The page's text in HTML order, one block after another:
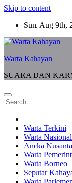
Skip to content
Sun. Aug 9th,
Warta Kahayan
SUARA DAN
Warta Terkini
Warta Nasional
Aneka
Warta
Warta Borneo
Seputar
Warta Parlemen